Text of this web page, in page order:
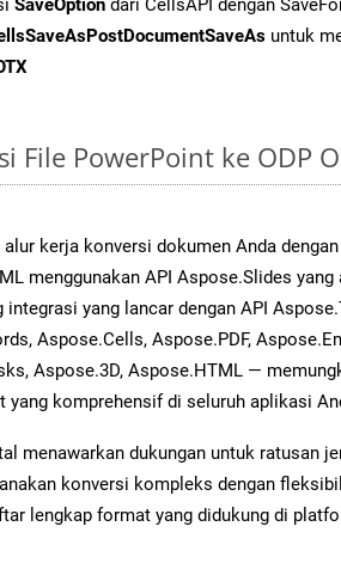
untuk
File PowerPoint ke ODP
kerja konversi dokumen Anda
menggunakan API Aspose.Slides
integrasi yang lancar dengan API
Aspose.Cells, Aspose.PDF,
Aspose.3D, Aspose.HTML —
yang komprehensif di seluruh aplikasi
menawarkan dukungan untuk ratusan
konversi kompleks dengan
lengkap format yang didukung di